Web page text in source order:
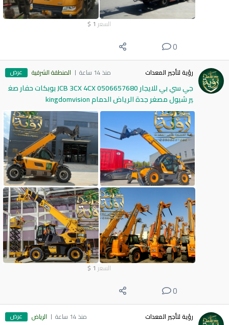
السعر 1
$
0
رؤية لتأجير المعدات منذ 14 ساعة المنطقة الشرقية عرض
جي سي بي للايجار 0506657680 JCB 3CX 4CX بوبكات حفار صغ
ير شيول مصغر جدة الرياض الدمام kingdomvision
السعر 1
$
0
رؤية لتأجير المعدات منذ 14 ساعة الرياض عرض